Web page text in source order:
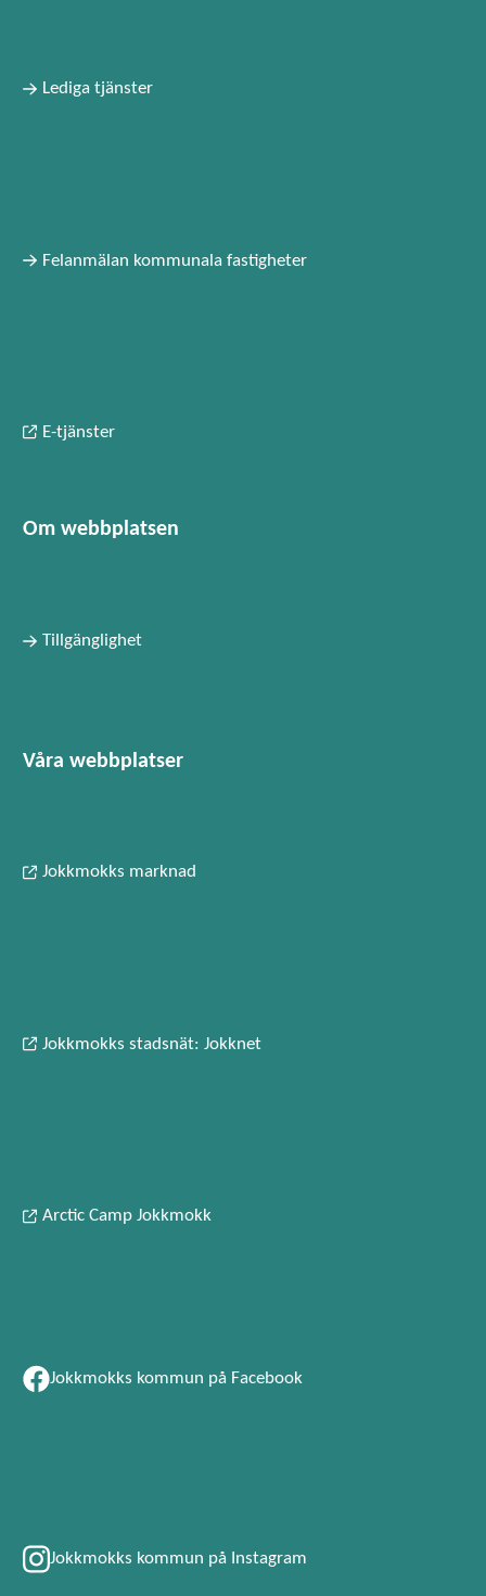
Lediga tjänster
Felanmälan kommunala fastigheter
E-tjänster
Om webbplatsen
Tillgänglighet
Våra webbplatser
Jokkmokks marknad
Jokkmokks stadsnät: Jokknet
Arctic Camp Jokkmokk
Jokkmokks kommun på Facebook
Jokkmokks kommun på Instagram